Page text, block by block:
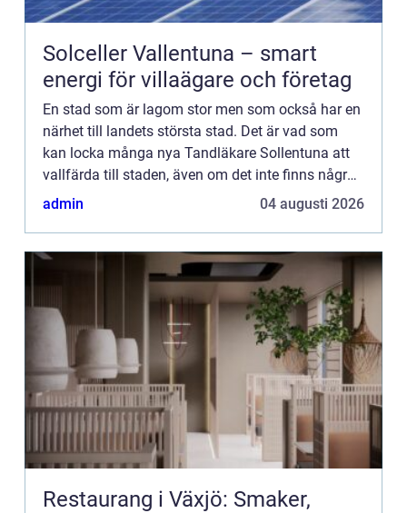
Solceller Vallentuna – smart
energi för villaägare och företag
En stad som är lagom stor men som också har en
närhet till landets största stad. Det är vad som
kan locka många nya Tandläkare Sollentuna att
vallfärda till staden, även om det inte finns några
som helst band i förväg. Men så är livet för en
admin 04 augusti 2026
Restaurang i Växjö: Smaker,